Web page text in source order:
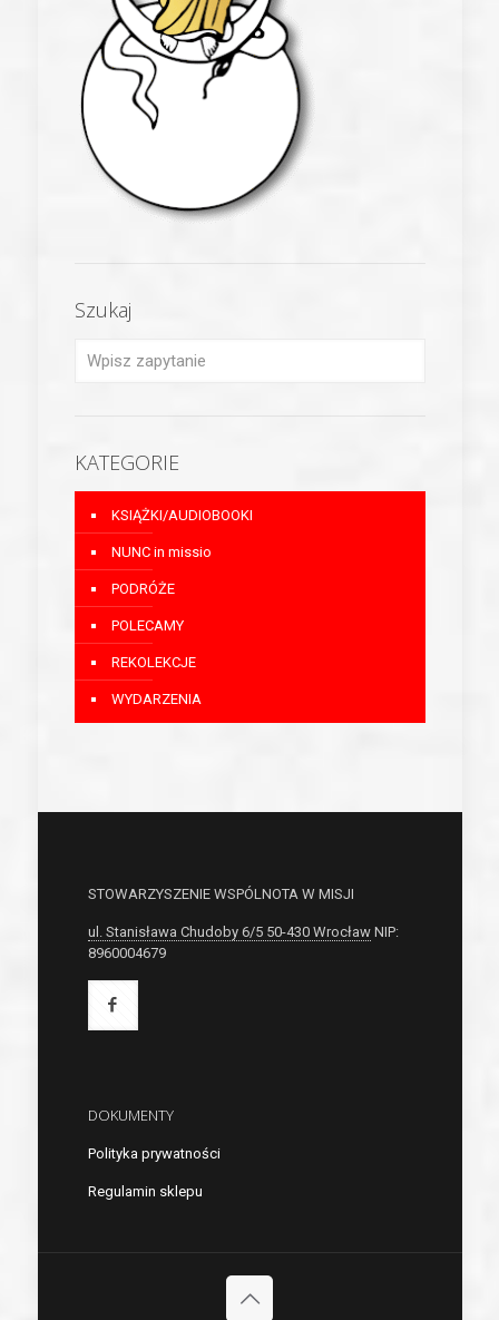
Szukaj
KATEGORIE
KSIĄŻKI/AUDIOBOOKI
NUNC in missio
PODRÓŻE
POLECAMY
REKOLEKCJE
WYDARZENIA
STOWARZYSZENIE WSPÓLNOTA W MISJI
ul. Stanisława Chudoby 6/5 50-430 WrocławNIP:
8960004679
DOKUMENTY
Polityka prywatności
Regulamin sklepu